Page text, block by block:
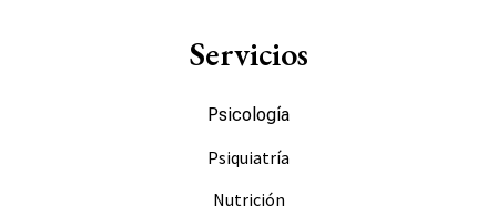
Servicios
Psicología
Psiquiatría
Nutrición